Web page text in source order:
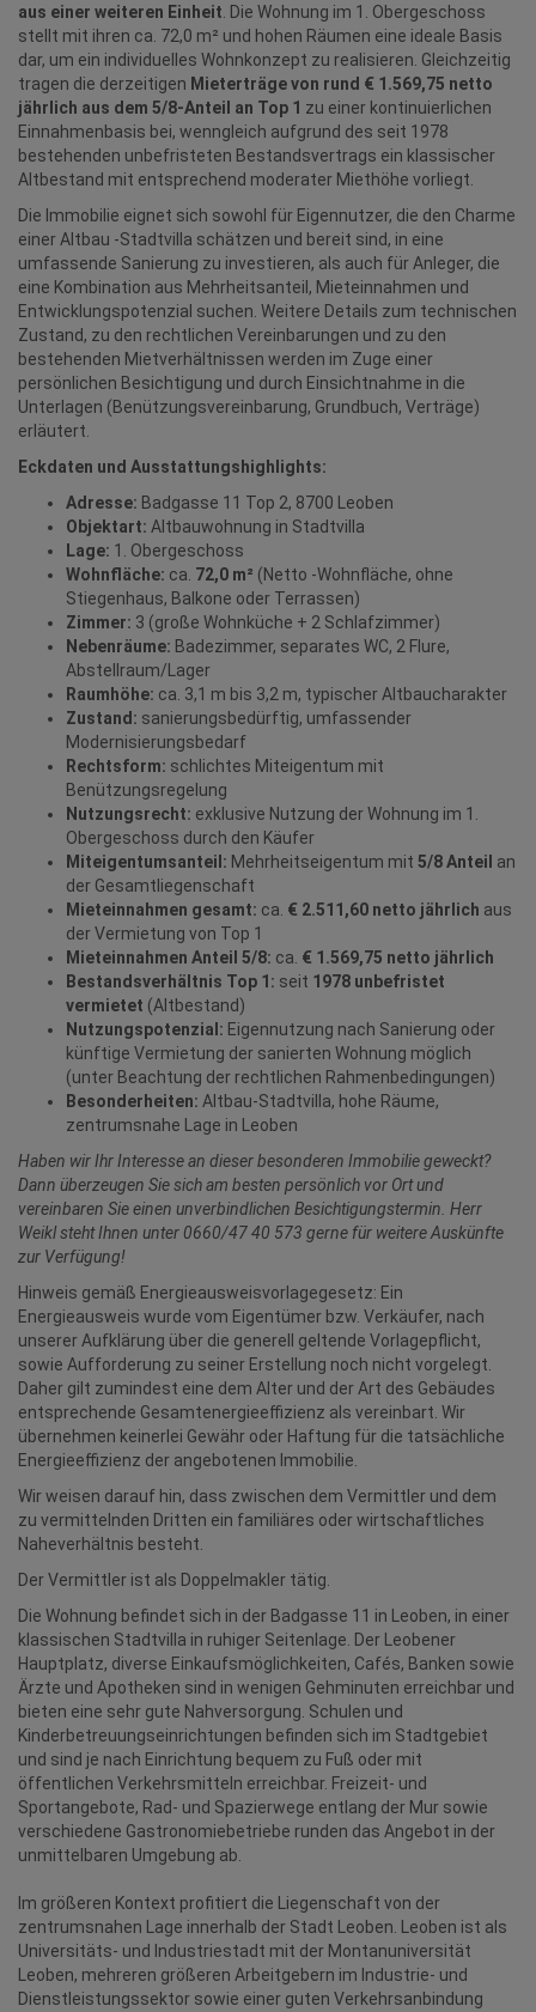
aus einer weiteren Einheit. Die Wohnung im 1. Obergeschoss
stellt mit ihren ca. 72,0 m² und hohen Räumen eine ideale Basis
dar, um ein individuelles Wohnkonzept zu realisieren. Gleichzeitig
tragen die derzeitigen Mieterträge von rund € 1.569,75 netto
jährlich aus dem 5/8-Anteil an Top 1 zu einer kontinuierlichen
Einnahmenbasis bei, wenngleich aufgrund des seit 1978
bestehenden unbefristeten Bestandsvertrags ein klassischer
Altbestand mit entsprechend moderater Miethöhe vorliegt.
Die Immobilie eignet sich sowohl für Eigennutzer, die den Charme
einer Altbau -Stadtvilla schätzen und bereit sind, in eine
umfassende Sanierung zu investieren, als auch für Anleger, die
eine Kombination aus Mehrheitsanteil, Mieteinnahmen und
Entwicklungspotenzial suchen. Weitere Details zum technischen
Zustand, zu den rechtlichen Vereinbarungen und zu den
bestehenden Mietverhältnissen werden im Zuge einer
persönlichen Besichtigung und durch Einsichtnahme in die
Unterlagen (Benützungsvereinbarung, Grundbuch, Verträge)
erläutert.
Eckdaten und Ausstattungshighlights:
Adresse: Badgasse 11 Top 2, 8700 Leoben
Objektart: Altbauwohnung in Stadtvilla
Lage: 1. Obergeschoss
Wohnfläche: ca. 72,0 m² (Netto -Wohnfläche, ohne
Stiegenhaus, Balkone oder Terrassen)
Zimmer: 3 (große Wohnküche + 2 Schlafzimmer)
Nebenräume: Badezimmer, separates WC, 2 Flure,
Abstellraum/Lager
Raumhöhe: ca. 3,1 m bis 3,2 m, typischer Altbaucharakter
Zustand: sanierungsbedürftig, umfassender
Modernisierungsbedarf
Rechtsform: schlichtes Miteigentum mit
Benützungsregelung
Nutzungsrecht: exklusive Nutzung der Wohnung im 1.
Obergeschoss durch den Käufer
Miteigentumsanteil: Mehrheitseigentum mit 5/8 Anteil an
der Gesamtliegenschaft
Mieteinnahmen gesamt: ca. € 2.511,60 netto jährlich aus
der Vermietung von Top 1
Mieteinnahmen Anteil 5/8: ca. € 1.569,75 netto jährlich
Bestandsverhältnis Top 1: seit 1978 unbefristet
vermietet (Altbestand)
Nutzungspotenzial: Eigennutzung nach Sanierung oder
künftige Vermietung der sanierten Wohnung möglich
(unter Beachtung der rechtlichen Rahmenbedingungen)
Besonderheiten: Altbau-Stadtvilla, hohe Räume,
zentrumsnahe Lage in Leoben
Haben wir Ihr Interesse an dieser besonderen Immobilie geweckt?
Dann überzeugen Sie sich am besten persönlich vor Ort und
vereinbaren Sie einen unverbindlichen Besichtigungstermin. Herr
Weikl steht Ihnen unter 0660/47 40 573 gerne für weitere Auskünfte
zur Verfügung!
Hinweis gemäß Energieausweisvorlagegesetz: Ein
Energieausweis wurde vom Eigentümer bzw. Verkäufer, nach
unserer Aufklärung über die generell geltende Vorlagepflicht,
sowie Aufforderung zu seiner Erstellung noch nicht vorgelegt.
Daher gilt zumindest eine dem Alter und der Art des Gebäudes
entsprechende Gesamtenergieeffizienz als vereinbart. Wir
übernehmen keinerlei Gewähr oder Haftung für die tatsächliche
Energieeffizienz der angebotenen Immobilie.
Wir weisen darauf hin, dass zwischen dem Vermittler und dem
zu vermittelnden Dritten ein familiäres oder wirtschaftliches
Naheverhältnis besteht.
Der Vermittler ist als Doppelmakler tätig.
Die Wohnung befindet sich in der Badgasse 11 in Leoben, in einer
klassischen Stadtvilla in ruhiger Seitenlage. Der Leobener
Hauptplatz, diverse Einkaufsmöglichkeiten, Cafés, Banken sowie
Ärzte und Apotheken sind in wenigen Gehminuten erreichbar und
bieten eine sehr gute Nahversorgung. Schulen und
Kinderbetreuungseinrichtungen befinden sich im Stadtgebiet
und sind je nach Einrichtung bequem zu Fuß oder mit
öffentlichen Verkehrsmitteln erreichbar. Freizeit- und
Sportangebote, Rad- und Spazierwege entlang der Mur sowie
verschiedene Gastronomiebetriebe runden das Angebot in der
unmittelbaren Umgebung ab.
Im größeren Kontext profitiert die Liegenschaft von der
zentrumsnahen Lage innerhalb der Stadt Leoben. Leoben ist als
Universitäts- und Industriestadt mit der Montanuniversität
Leoben, mehreren größeren Arbeitgebern im Industrie- und
Dienstleistungssektor sowie einer guten Verkehrsanbindung